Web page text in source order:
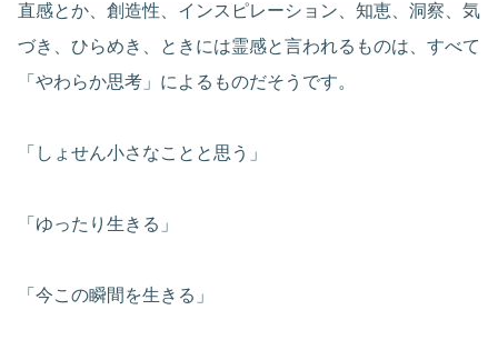
直感とか、創造性、インスピレーション、知恵、洞察、気
づき、ひらめき、ときには霊感と言われるものは、すべて
「やわらか思考」によるものだそうです。
「しょせん小さなことと思う」
「ゆったり生きる」
「今この瞬間を生きる」